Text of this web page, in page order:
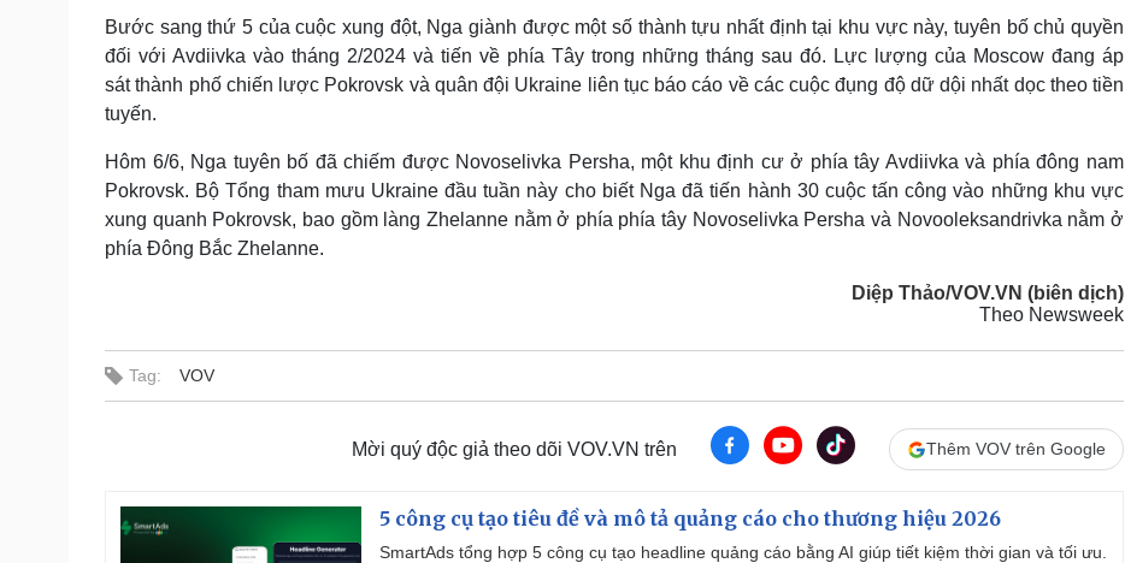
Bước sang thứ 5 của cuộc xung đột, Nga giành được một số thành tựu nhất định tại khu vực này, tuyên bố chủ quyền
đối với Avdiivka vào tháng 2/2024 và tiến về phía Tây trong những tháng sau đó. Lực lượng của Moscow đang áp
sát thành phố chiến lược Pokrovsk và quân đội Ukraine liên tục báo cáo về các cuộc đụng độ dữ dội nhất dọc theo tiền
tuyến.
Hôm 6/6, Nga tuyên bố đã chiếm được Novoselivka Persha, một khu định cư ở phía tây Avdiivka và phía đông nam
Pokrovsk. Bộ Tổng tham mưu Ukraine đầu tuần này cho biết Nga đã tiến hành 30 cuộc tấn công vào những khu vực
xung quanh Pokrovsk, bao gồm làng Zhelanne nằm ở phía phía tây Novoselivka Persha và Novooleksandrivka nằm ở
phía Đông Bắc Zhelanne.
Diệp Thảo/VOV.VN (biên dịch)
Theo Newsweek
Tag: VOV
Mời quý độc giả theo dõi VOV.VN trên Thêm VOV trên Google
5 công cụ tạo tiêu đề và mô tả quảng cáo cho thương hiệu 2026
SmartAds tổng hợp 5 công cụ tạo headline quảng cáo bằng AI giúp tiết kiệm thời gian và tối ưu.